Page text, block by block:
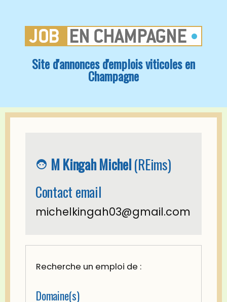
Site d'annonces d'emplois viticoles en
Champagne
face_6 M Kingah Michel(REims)
Contact email
michelkingah03@gmail.com
Recherche un emploi de :
Domaine(s)